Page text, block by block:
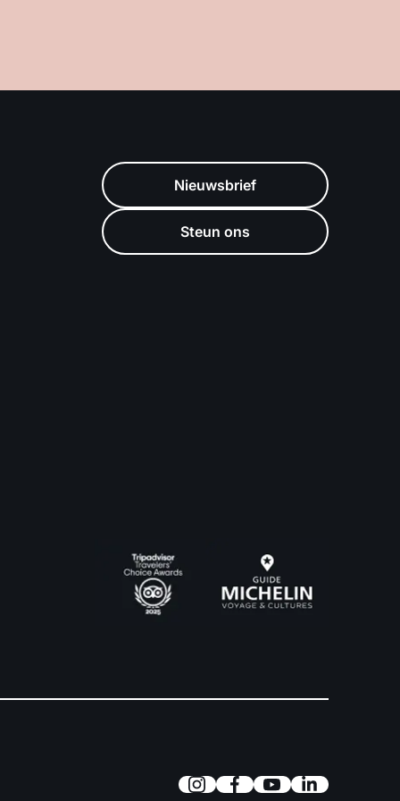
Nieuwsbrief
Steun ons